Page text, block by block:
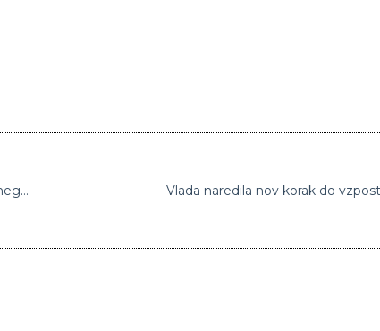
Slovenski raziskovalec Jernej Ule dobil sredsta Evropskega raziskovalnega sveta (ERC) za uveljavljene raziskovalce Vlada naredila nov korak do